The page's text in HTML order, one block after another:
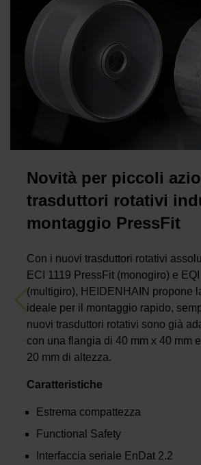
Novità per piccoli
trasduttori rotativi
montaggio PressFit
Con i nuovi trasduttori rotativi
ECI 1119 PressFit (monogiro) e
(multigiro), HEIDENHAIN propone
ideale per il montaggio rapido,
nuovi trasduttori rotativi sono già
con una flangia di 40 mm x 40 mm
20 mm di altezza.
Caratteristiche
Estrema compattezza
Functional Safety
Interfaccia seriale EnDat 2.2
Previous